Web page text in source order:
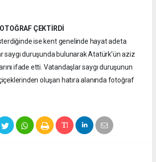
ÇEKTİRDİ
ise kent genelinde hayat adeta
saygı duruşunda bulunarak Atatürk’ün aziz
ifade etti. Vatandaşlar saygı duruşunun
oluşan hatıra alanında fotoğraf